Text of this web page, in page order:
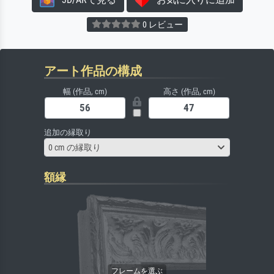
0 レビュー
アート作品の構成
幅 (作品, cm) 高さ (作品, cm)
追加の縁取り
0 cm の縁取り
額縁